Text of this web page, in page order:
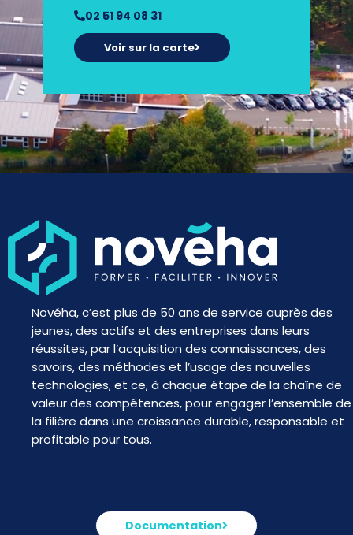
02 51 94 08 31
Voir sur la carte
Novéha, c’est plus de 50 ans de service auprès des
jeunes, des actifs et des entreprises dans leurs
réussites, par l’acquisition des connaissances, des
savoirs, des méthodes et l’usage des nouvelles
technologies, et ce, à chaque étape de la chaîne de
valeur des compétences, pour engager l’ensemble de
la filière dans une croissance durable, responsable et
profitable pour tous.
Documentation